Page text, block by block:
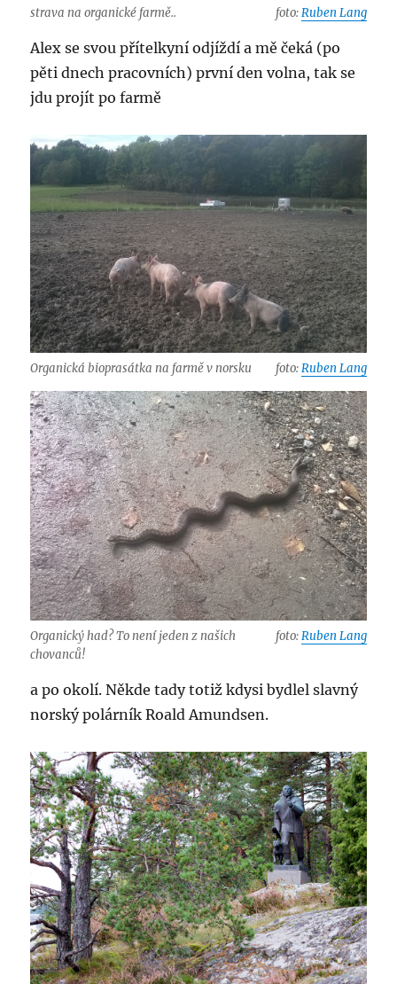
strava na organické farmě.. foto:Ruben Lang
Alex se svou přítelkyní odjíždí a mě čeká (po
pěti dnech pracovních) první den volna, tak se
jdu projít po farmě
Organická bioprasátka na farmě v norsku foto:Ruben Lang
Organický had? To není jeden z našich
chovanců!
foto:Ruben Lang
a po okolí. Někde tady totiž kdysi bydlel slavný
norský polárník Roald Amundsen.